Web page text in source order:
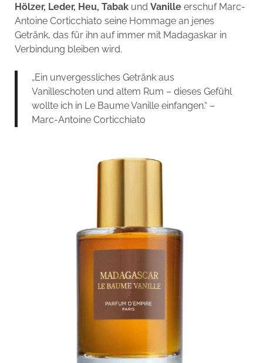
Hölzer, Leder, Heu, Tabakund Vanilleerschuf Marc-
Antoine Corticchiato seine Hommage an jenes
Getränk, das für ihn auf immer mit Madagaskar in
Verbindung bleiben wird.
„Ein unvergessliches Getränk aus
Vanilleschoten und altem Rum – dieses Gefühl
wollte ich in Le Baume Vanille einfangen.“ –
Marc-Antoine Corticchiato